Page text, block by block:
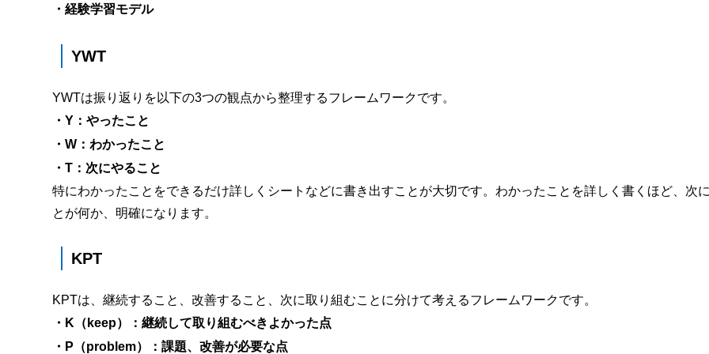
・経験学習モデル
YWT
YWTは振り返りを以下の3つの観点から整理するフレームワークです。
・Y：やったこと
・W：わかったこと
・T：次にやること
特にわかったことをできるだけ詳しくシートなどに書き出すことが大切です。わかったことを詳しく書くほど、次
とが何か、明確になります。
KPT
KPTは、継続すること、改善すること、次に取り組むことに分けて考えるフレームワークです。
・K（keep）：継続して取り組むべきよかった点
・P（problem）：課題、改善が必要な点